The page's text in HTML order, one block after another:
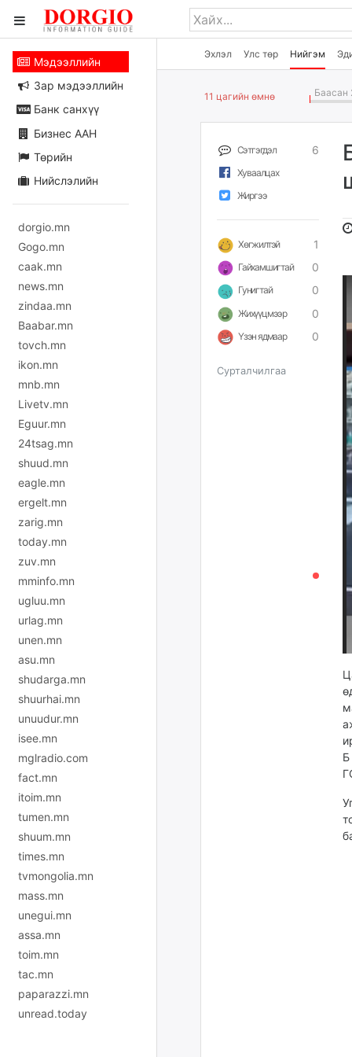
Эхлэл Улс төр Нийгэм
Мэдээллийн
Зар мэдээллийн
Банк санхүү
Бизнес ААН
Төрийн
Нийслэлийн
dorgio.mn
Gogo.mn
caak.mn
news.mn
zindaa.mn
Baabar.mn
tovch.mn
ikon.mn
mnb.mn
Livetv.mn
Eguur.mn
24tsag.mn
shuud.mn
eagle.mn
ergelt.mn
zarig.mn
today.mn
zuv.mn
mminfo.mn
ugluu.mn
urlag.mn
unen.mn
asu.mn
shudarga.mn
shuurhai.mn
unuudur.mn
isee.mn
mglradio.com
fact.mn
itoim.mn
tumen.mn
shuum.mn
times.mn
tvmongolia.mn
mass.mn
unegui.mn
assa.mn
toim.mn
tac.mn
paparazzi.mn
unread.today
11 цагийн өмнө Баасан
Сэтгэгдэл 6
Хуваалцах
Жиргээ
Хөгжилтэй 1
Гайхамшигтай 0
Гунигтай 0
Жихүүцмээр 0
Үзэн ядмаар 0
Сурталчилгаа
Б